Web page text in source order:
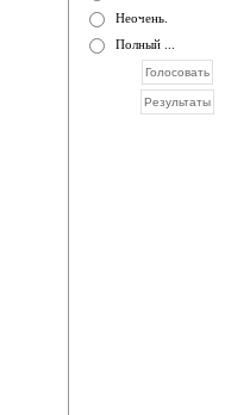
Неочень.
Полный ...